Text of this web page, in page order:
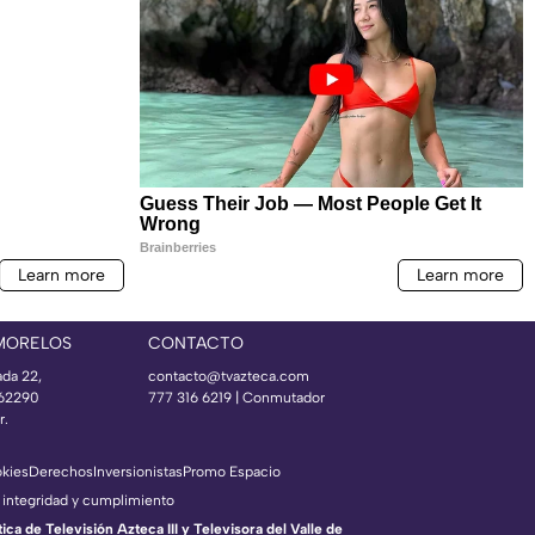
22,
CONTACTO
contacto@tvazteca.com
777 316 6219 | Conmutador
DerechosInversionistasPromo Espacio
integridad y cumplimiento
de Televisión Azteca III y Televisora del Valle de